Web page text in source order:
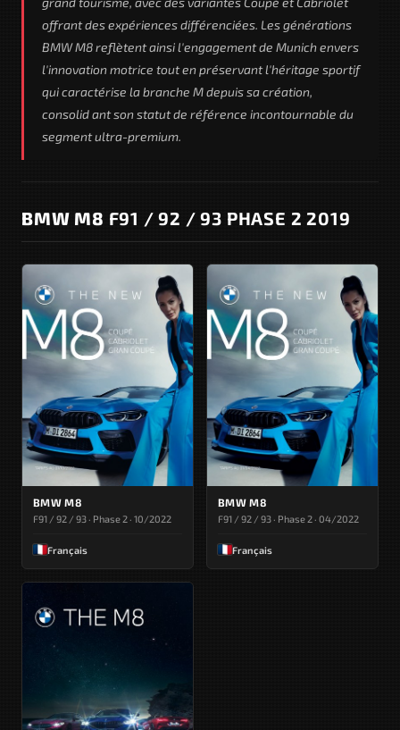
offrant des expériences différenciées. Les générations
BMW M8 reflètent ainsi l'engagement de Munich envers
l'innovation motrice tout en préservant l'héritage sportif
qui caractérise la branche M depuis sa création,
consolid ant son statut de référence incontournable du
segment ultra-premium.
BMW M8 F91 / 92 / 93 PHASE 2 2019
BMW M8
F91 / 92 / 93 · Phase 2 · 10/2022
Français
BMW M8
F91 / 92 / 93 · Phase 2 · 04/2022
Français